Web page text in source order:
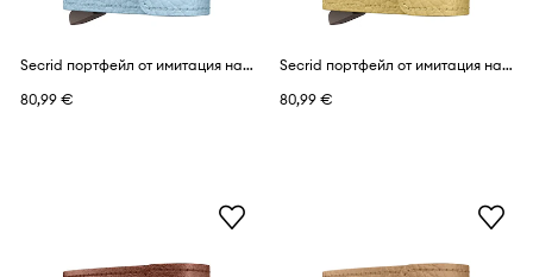
Secrid портфейл от имитация на кожа VINTAGE
80,99 €
Secrid портфейл от имитация на кожа VINTAGE
80,99 €